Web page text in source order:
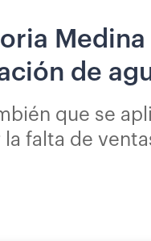
de
que se
falta de